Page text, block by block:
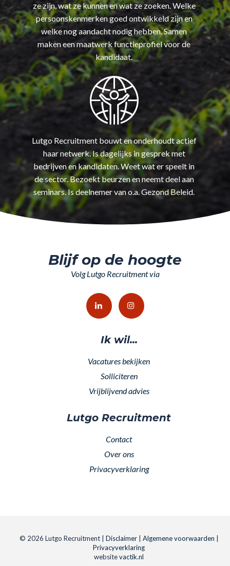
ze zijn, wat ze kunnen en wat ze zoeken. Welke
persoonskenmerken goed ontwikkeld zijn en
welke nog aandacht nodig hebben. Samen
maken een maatwerk functieprofiel voor de
kandidaat.
Lutgo Recruitment bouwt en onderhoudt actief
haar netwerk. Is dagelijks in gesprek met
bedrijven en kandidaten. Weet wat er speelt in
de sector. Bezoekt beurzen en neemt deel aan
seminars. Is deelnemer van o.a. Gezond Beleid.
Blijf op de hoogte
Volg Lutgo Recruitment via
Ik wil...
Vacatures bekijken
Solliciteren
Vrijblijvend advies
Lutgo Recruitment
Contact
Over ons
Privacyverklaring
© 2026 Lutgo Recruitment | Disclaimer| Algemene voorwaarden
Privacyverklaring
websitevactik.nl